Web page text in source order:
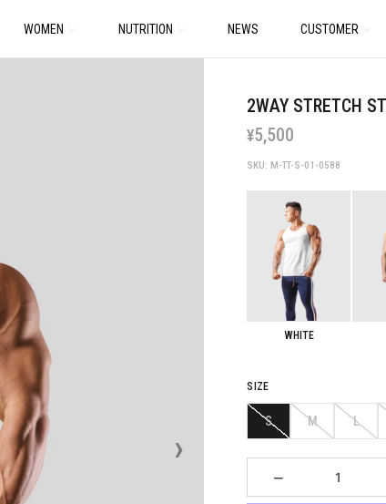
WOMEN NUTRITION NEWS CUSTOMER
›
2WAY STRETCH
¥5,500
SKU: M-TT-S-01-0588
WHITE
SIZE
S M L
−